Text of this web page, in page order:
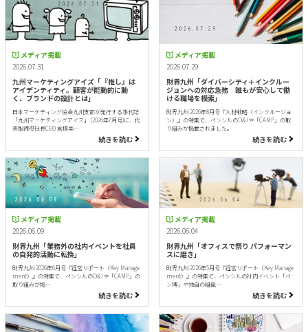
メディア掲載
2026.07.31
九州マーケティングアイズ「『推し』は
アイデンティティ。顧客が能動的に動
く、ブランドの設計とは」
日本マーケティング協会九州支部が発行する季刊誌
「九州マーケティングアイズ」 (2026年7月号)に、代
表取締役社長CEO 倉橋美…
続きを読む
メディア掲載
2026.07.29
財界九州「ダイバーシティ＋インクルー
ジョンへの対応急務 誰もが安心して働
ける職場を模索」
財界九州 2026年8月号『人材戦略（インクルージョ
ン）』の特集で、ペンシルのD&Iや「CAMP」の取
り組みが掲載されました。
続きを読む
メディア掲載
2026.06.09
財界九州「業務外の社内イベントを社員
の自発的活動に転換」
財界九州 2026年6月号『経営リポート（Key Manage
ment）』の特集で、ペンシルのD&Iや「CAMP」の
取り組みが掲…
続きを読む
メディア掲載
2026.06.04
財界九州「オフィスで祭り パフォーマン
スに磨き」
財界九州 2026年5月号『経営リポート（Key Manage
ment）』の特集で、ペンシルの社内イベント「ペ
ン博」や独自の組織…
続きを読む